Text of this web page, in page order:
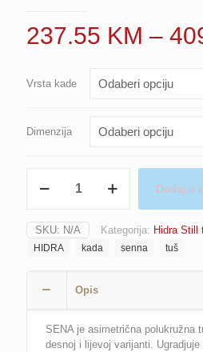
237.55 KM –
Vrsta kade
Dimenzija
količina
Dodaj u
SKU: N/A Kategorija: Hidra Still
HIDRA kada senna tuš
Opis
SENA je asimetrična polukružna
desnoj i lijevoj varijanti.